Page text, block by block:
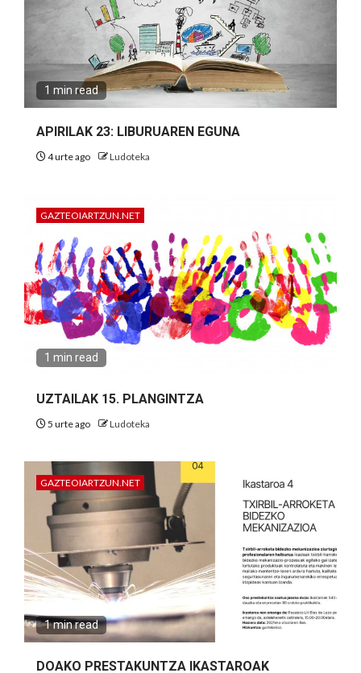
1 min read
APIRILAK 23: LIBURUAREN EGUNA
4 urte ago Ludoteka
GAZTEOIARTZUN.NET
1 min read
UZTAILAK 15. PLANGINTZA
5 urte ago Ludoteka
GAZTEOIARTZUN.NET
1 min read
DOAKO PRESTAKUNTZA IKASTAROAK